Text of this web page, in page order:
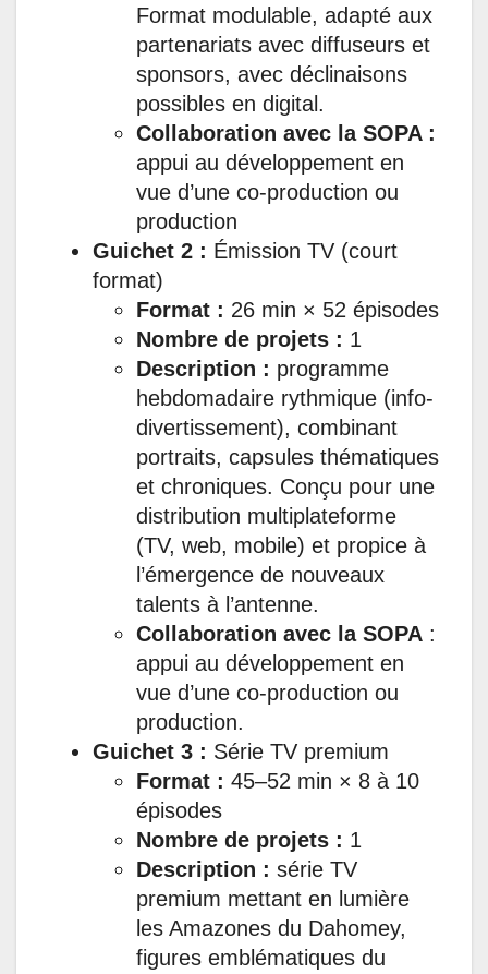
Format modulable, adapté aux
partenariats avec diffuseurs et
sponsors, avec déclinaisons
possibles en digital.
Collaboration avec la SOPA :
appui au développement en
vue d’une co-production ou
production
Guichet 2 : Émission TV (court
format)
Format : 26 min × 52 épisodes
Nombre de projets : 1
Description : programme
hebdomadaire rythmique (info-
divertissement), combinant
portraits, capsules thématiques
et chroniques. Conçu pour une
distribution multiplateforme
(TV, web, mobile) et propice à
l’émergence de nouveaux
talents à l’antenne.
Collaboration avec la SOPA :
appui au développement en
vue d’une co-production ou
production.
Guichet 3 : Série TV premium
Format : 45–52 min × 8 à 10
épisodes
Nombre de projets : 1
Description : série TV
premium mettant en lumière
les Amazones du Dahomey,
figures emblématiques du